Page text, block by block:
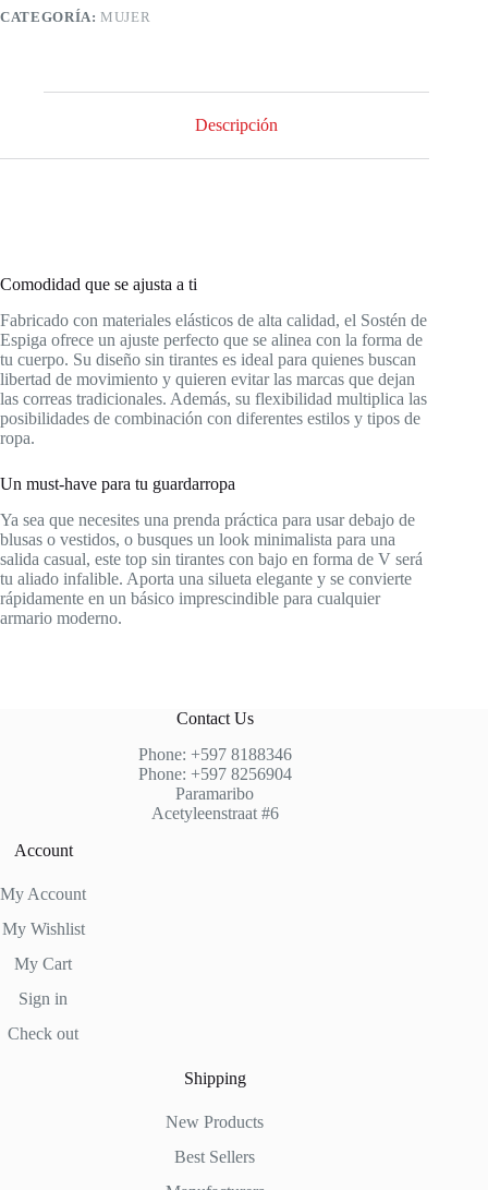
CATEGORÍA:MUJER
Descripción
Comodidad que se ajusta a ti
Fabricado con materiales elásticos de alta calidad, el Sostén de
Espiga ofrece un ajuste perfecto que se alinea con la forma de
tu cuerpo. Su diseño sin tirantes es ideal para quienes buscan
libertad de movimiento y quieren evitar las marcas que dejan
las correas tradicionales. Además, su flexibilidad multiplica las
posibilidades de combinación con diferentes estilos y tipos de
ropa.
Un must-have para tu guardarropa
Ya sea que necesites una prenda práctica para usar debajo de
blusas o vestidos, o busques un look minimalista para una
salida casual, este top sin tirantes con bajo en forma de V será
tu aliado infalible. Aporta una silueta elegante y se convierte
rápidamente en un básico imprescindible para cualquier
armario moderno.
Contact Us
Phone: +597 8188346
Phone: +597 8256904
Paramaribo
Acetyleenstraat #6
Account
My Account
My Wishlist
My Cart
Sign in
Check out
Shipping
New Products
Best Sellers